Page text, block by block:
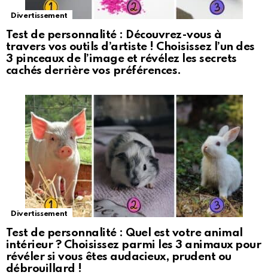
Divertissement
Test de personnalité : Découvrez-vous à
travers vos outils d’artiste ! Choisissez l’un des
3 pinceaux de l’image et révélez les secrets
cachés derrière vos préférences.
Divertissement
Test de personnalité : Quel est votre animal
intérieur ? Choisissez parmi les 3 animaux pour
révéler si vous êtes audacieux, prudent ou
débrouillard !